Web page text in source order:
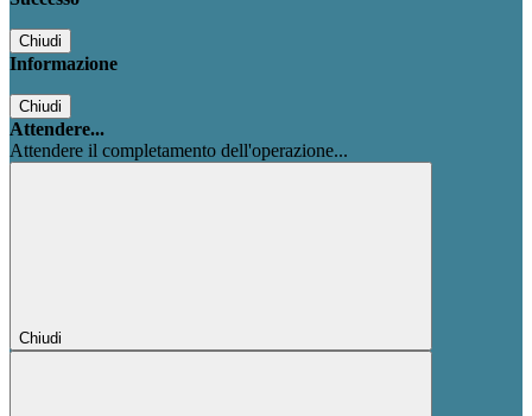
Chiudi
Informazione
Chiudi
Attendere...
Attendere il completamento dell'operazione...
Chiudi